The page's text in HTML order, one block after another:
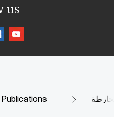
us
Publications